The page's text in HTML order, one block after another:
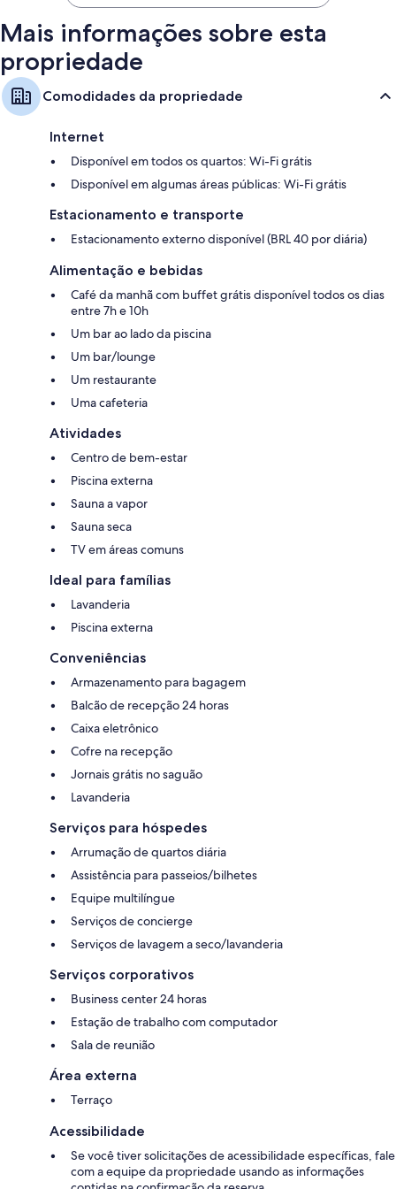
Mais informações sobre esta
propriedade
Comodidades da propriedade
Internet
Disponível em todos os quartos: Wi-Fi grátis
Disponível em algumas áreas públicas: Wi-Fi grátis
Estacionamento e transporte
Estacionamento externo disponível (BRL 40 por diária)
Alimentação e bebidas
Café da manhã com buffet grátis disponível todos os dias
entre 7h e 10h
Um bar ao lado da piscina
Um bar/lounge
Um restaurante
Uma cafeteria
Atividades
Centro de bem-estar
Piscina externa
Sauna a vapor
Sauna seca
TV em áreas comuns
Ideal para famílias
Lavanderia
Piscina externa
Conveniências
Armazenamento para bagagem
Balcão de recepção 24 horas
Caixa eletrônico
Cofre na recepção
Jornais grátis no saguão
Lavanderia
Serviços para hóspedes
Arrumação de quartos diária
Assistência para passeios/bilhetes
Equipe multilíngue
Serviços de concierge
Serviços de lavagem a seco/lavanderia
Serviços corporativos
Business center 24 horas
Estação de trabalho com computador
Sala de reunião
Área externa
Terraço
Acessibilidade
Se você tiver solicitações de acessibilidade específicas, fale
com a equipe da propriedade usando as informações